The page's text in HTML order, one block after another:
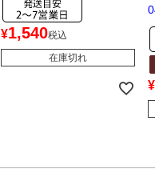
¥1,540税込
在庫切れ
¥